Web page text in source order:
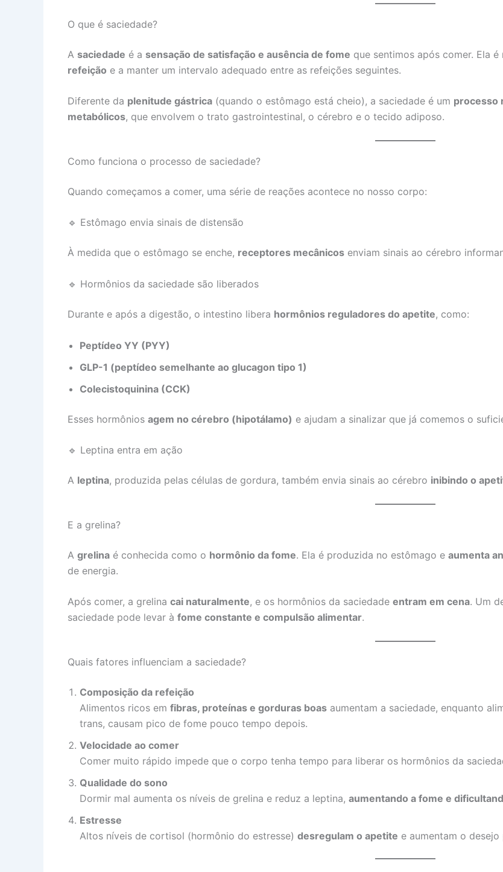
O que é saciedade?
A saciedade é a sensação de satisfação e ausência de fome que sentimos após comer. Ela
refeição e a manter um intervalo adequado entre as refeições seguintes.
Diferente da plenitude gástrica (quando o estômago está cheio), a saciedade é um processo
metabólicos, que envolvem o trato gastrointestinal, o cérebro e o tecido adiposo.
Como funciona o processo de saciedade?
Quando começamos a comer, uma série de reações acontece no nosso corpo:
🔹 Estômago envia sinais de distensão
À medida que o estômago se enche, receptores mecânicos enviam sinais ao cérebro
🔹 Hormônios da saciedade são liberados
Durante e após a digestão, o intestino libera hormônios reguladores do apetite, como:
Peptídeo YY (PYY)
GLP-1 (peptídeo semelhante ao glucagon tipo 1)
Colecistoquinina (CCK)
Esses hormônios agem no cérebro (hipotálamo) e ajudam a sinalizar que já comemos o
🔹 Leptina entra em ação
A leptina, produzida pelas células de gordura, também envia sinais ao cérebro inibindo o
E a grelina?
A grelina é conhecida como o hormônio da fome. Ela é produzida no estômago e aumenta
de energia.
Após comer, a grelina cai naturalmente, e os hormônios da saciedade entram em cena. Um
saciedade pode levar à fome constante e compulsão alimentar.
Quais fatores influenciam a saciedade?
Composição da refeição
Alimentos ricos em fibras, proteínas e gorduras boas aumentam a saciedade, enquanto
trans, causam pico de fome pouco tempo depois.
Velocidade ao comer
Comer muito rápido impede que o corpo tenha tempo para liberar os hormônios da
Qualidade do sono
Dormir mal aumenta os níveis de grelina e reduz a leptina, aumentando a fome e
Estresse
Altos níveis de cortisol (hormônio do estresse) desregulam o apetite e aumentam o